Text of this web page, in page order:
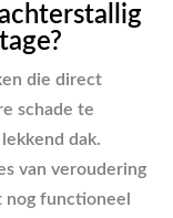
die direct
schade te
dak.
van veroudering
functioneel